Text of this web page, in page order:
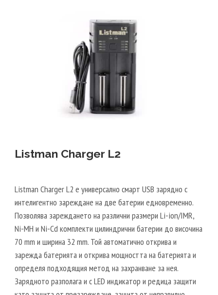
Listman Charger L2
Listman Charger L2 е универсално смарт USB зарядно с
интелигентно зареждане на две батерии едновременно.
Позволява зареждането на различни размери Li-ion/IMR,
Ni-MH и Ni-Cd комплекти цилиндрични батерии до височина
70 mm и ширина 32 mm. Той автоматично открива и
зарежда батерията и открива мощността на батерията и
определя подходящия метод на захранване за нея.
Зарядното разполага и с LED индикатор и редица защити